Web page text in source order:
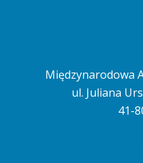
Międzynarodowa
ul. Juliana
41-